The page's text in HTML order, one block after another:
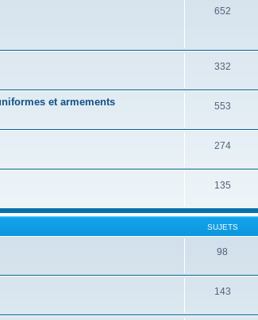
652
332
et armements 553
274
135
SUJETS
98
143